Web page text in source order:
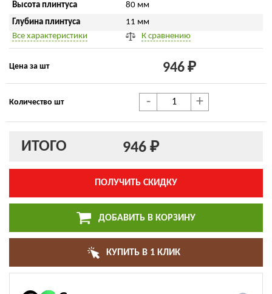
Высота плинтуса
80 мм
Глубина плинтуса
11 мм
Все характеристики
К сравнению
Цена за шт 946 ₽
Количество шт - +
ИТОГО 946 ₽
ПОЛУЧИТЬ СКИДКУ
ДОБАВИТЬ В КОРЗИНУ
КУПИТЬ В 1 КЛИК